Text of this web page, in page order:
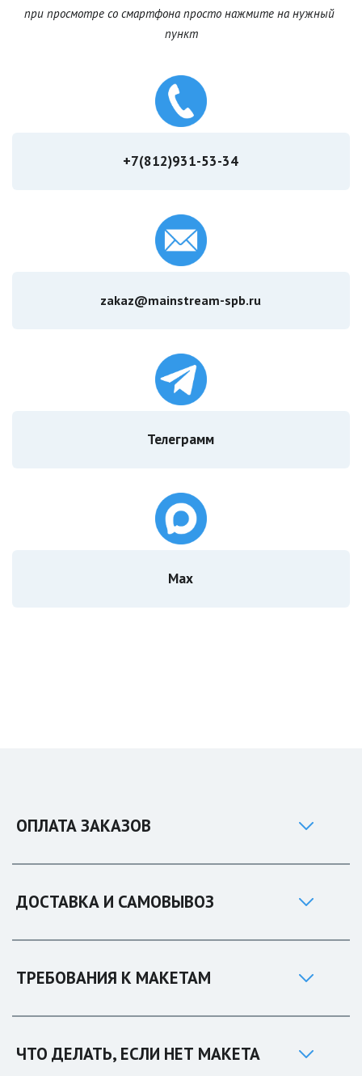
при просмотре со смартфона просто нажмите на нужный
пункт
+7(812)931-53-34
zakaz@mainstream-spb.ru
Телеграмм
Мах
ОПЛАТА ЗАКАЗОВ
ДОСТАВКА И САМОВЫВОЗ
ТРЕБОВАНИЯ К МАКЕТАМ
ЧТО ДЕЛАТЬ, ЕСЛИ НЕТ МАКЕТА